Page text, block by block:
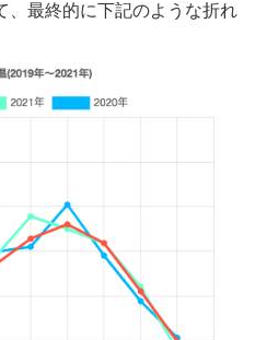
、最終的に下記のような折れ